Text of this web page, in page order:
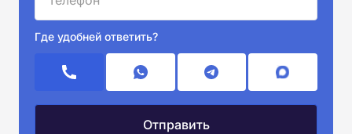
Где удобней ответить?